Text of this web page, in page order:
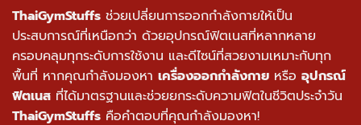
ThaiGymStuffs ช่วยเปลี่ยนการออกกำลังกายให้เป็น
ประสบการณ์ที่เหนือกว่า ด้วยอุปกรณ์ฟิตเนสที่หลากหลาย
ครอบคลุมทุกระดับการใช้งาน และดีไซน์ที่สวยงามเหมาะกับทุก
พื้นที่ หากคุณกำลังมองหา เครื่องออกกำลังกาย หรือ อุปกรณ์
ฟิตเนส ที่ได้มาตรฐานและช่วยยกระดับความฟิตในชีวิตประจำวัน
ThaiGymStuffs คือคำตอบที่คุณกำลังมองหา!